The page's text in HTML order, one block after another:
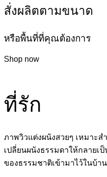
สั่งผลิตตามขนาด
หรือพื้นที่ที่คุณต้องการ
Shop now
ที่รัก
ภาพวิวแต่งผนังสวยๆ เหมาะส
เปลี่ยนผนังธรรมดาให้กลายเ
ของธรรมชาติเข้ามาไว้ในบ้